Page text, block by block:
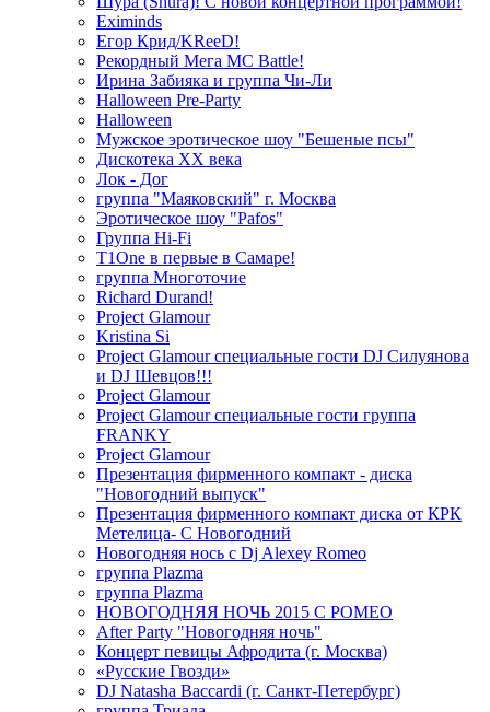
Eximinds
Егор Крид/KReeD!
Рекордный Мега МС Battle!
Ирина Забияка и группа Чи-Ли
Halloween Pre-Party
Halloween
Мужское эротическое шоу "Бешеные псы"
Дискотека ХХ века
Лок - Дог
группа "Маяковский" г. Москва
Эротическое шоу "Pafos"
Группа Hi-Fi
T1One в первые в Самаре!
группа Многоточие
Richard Durand!
Project Glamour
Kristina Si
Project Glamour специальные гости DJ Силуянова
и DJ Шевцов!!!
Project Glamour
Project Glamour специальные гости группа
FRANKY
Project Glamour
Презентация фирменного компакт - диска
"Новогодний выпуск"
Презентация фирменного компакт диска от КРК
Метелица- С Новогодний
Новогодняя нось с Dj Alexey Romeo
группа Plazma
группа Plazma
НОВОГОДНЯЯ НОЧЬ 2015 C РОМЕО
After Party "Новогодняя ночь"
Концерт певицы Афродита (г. Москва)
«Русские Гвозди»
DJ Natasha Baccardi (г. Санкт-Петербург)